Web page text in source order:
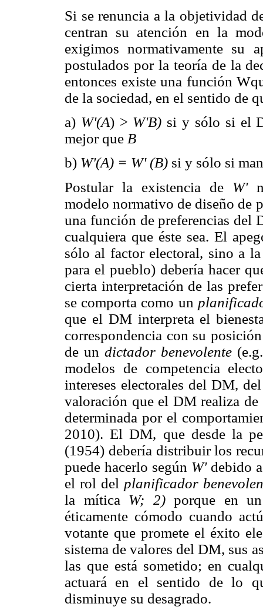
Si se renuncia a la objetividad
centran su atención en la
exigimos normativamente su
postulados por la teoría de la
entonces existe una función
de la sociedad, en el sentido de
a) W'(A) > W'B) si y sólo si el
mejor que B
b) W'(A) = W' (B) si y sólo si
Postular la existencia de W'
modelo normativo de diseño de
una función de preferencias del
cualquiera que éste sea. El
sólo al factor electoral, sino a
para el pueblo) debería hacer
cierta interpretación de las
se comporta como un
que el DM interpreta el
correspondencia con su
de undictador benevolente
modelos de competencia
intereses electorales del DM,
valoración que el DM realiza
determinada por el
2010). El DM, que desde la
(1954) debería distribuir los
puede hacerlo según W'debido
el rol del planificador
la mítica W; 2) porque en
éticamente cómodo cuando
votante que promete el éxito
sistema de valores del DM, sus
las que está sometido; en
actuará en el sentido de lo
disminuye su desagrado.